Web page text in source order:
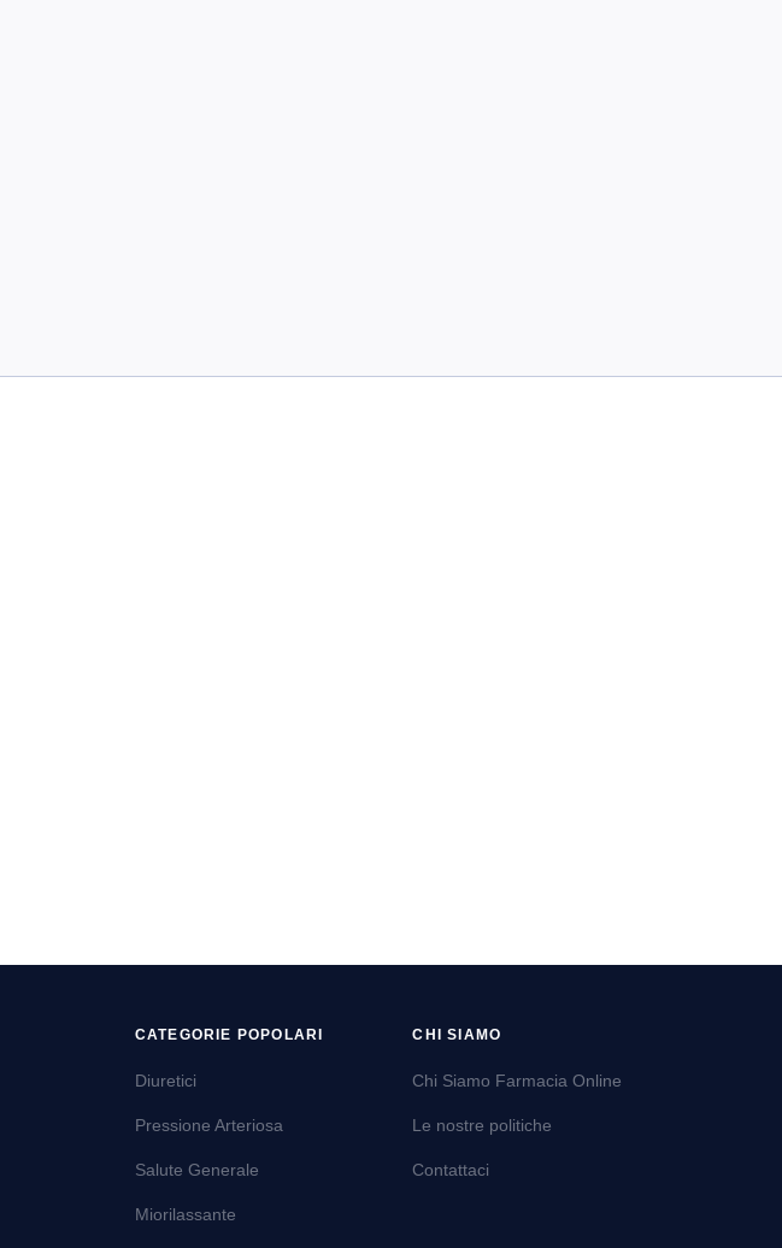
CATEGORIE POPOLARI
Diuretici
Pressione Arteriosa
Salute Generale
Miorilassante
CHI SIAMO
Chi Siamo Farmacia Online
Le nostre politiche
Contattaci